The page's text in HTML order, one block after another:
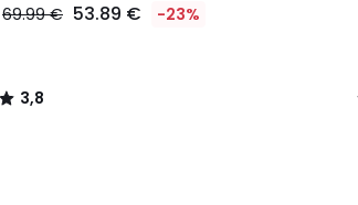
69.99 € 53.89 € -23%
3,8
/